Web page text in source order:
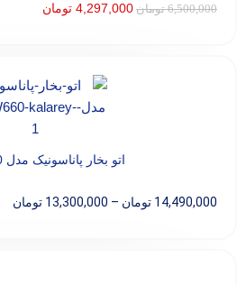
6,500,000 تومان 4,297,000 تومان
اتو بخار پاناسونیک مدل NI-JW660
14,490,000 تومان –
13,300,000 تومان